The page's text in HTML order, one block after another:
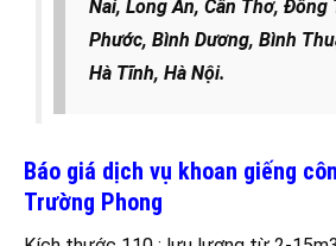
Nai, Long An, Cần Thơ, Đồng
Phước, Bình Dương, Bình
Hà Tĩnh, Hà Nội.
Báo giá dịch vụ khoan giếng
Trường Phong